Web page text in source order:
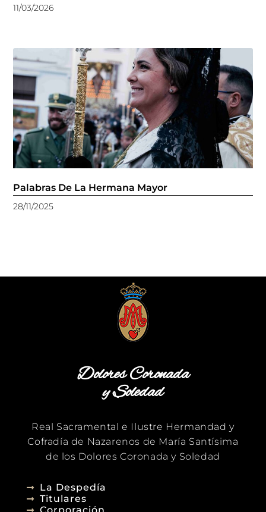
11/03/2026
Palabras De La Hermana Mayor
28/11/2025
Dolores Coronada
y Soledad
Real Sacramental e Ilustre Hermandad y
Cofradía de Nazarenos de María Santísima
de los Dolores Coronada y Soledad
La Despedía
Titulares